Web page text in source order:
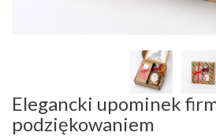
Elegancki upominek
podziękowaniem